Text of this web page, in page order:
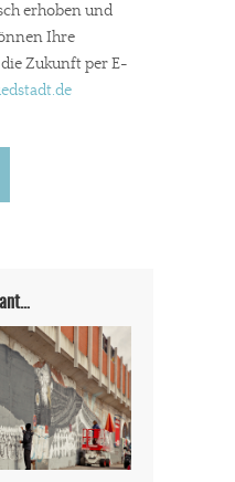
erhoben und
Ihre
Zukunft per E-